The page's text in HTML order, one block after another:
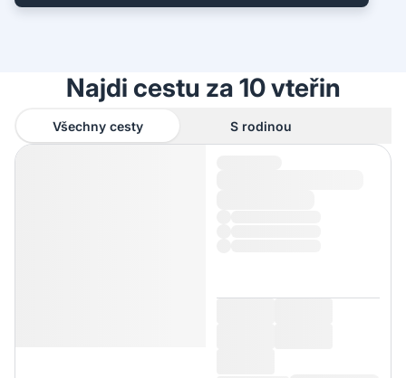
Najdi cestu za 10 vteřin
Všechny cesty S rodinou